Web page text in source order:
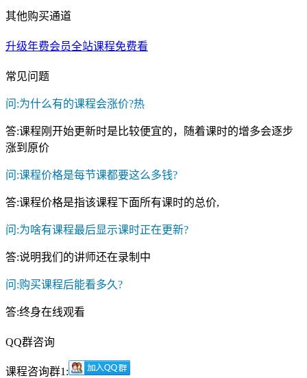
其他购买通道
升级年费会员全站课程免费看
常见问题
问:为什么有的课程会涨价?热
答:课程刚开始更新时是比较便宜的，随着课时的增多会逐步
涨到原价
问:课程价格是每节课都要这么多钱?
答:课程价格是指该课程下面所有课时的总价,
问:为啥有课程最后显示课时正在更新?
答:说明我们的讲师还在录制中
问:购买课程后能看多久?
答:终身在线观看
QQ群咨询
课程咨询群1: